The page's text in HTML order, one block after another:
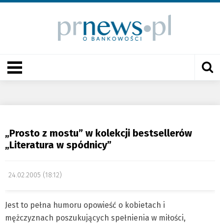
„Prosto z mostu” w kolekcji bestsellerów
„Literatura w spódnicy”
24.02.2005 (18:12)
Jest to pełna humoru opowieść o kobietach i
mężczyznach poszukujących spełnienia w miłości,